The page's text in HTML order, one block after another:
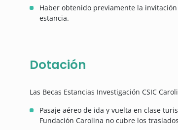
Haber obtenido previamente la
estancia.
Dotación
Las Becas Estancias Investigación CSIC
Pasaje aéreo de ida y vuelta en clase
Fundación Carolina no cubre los